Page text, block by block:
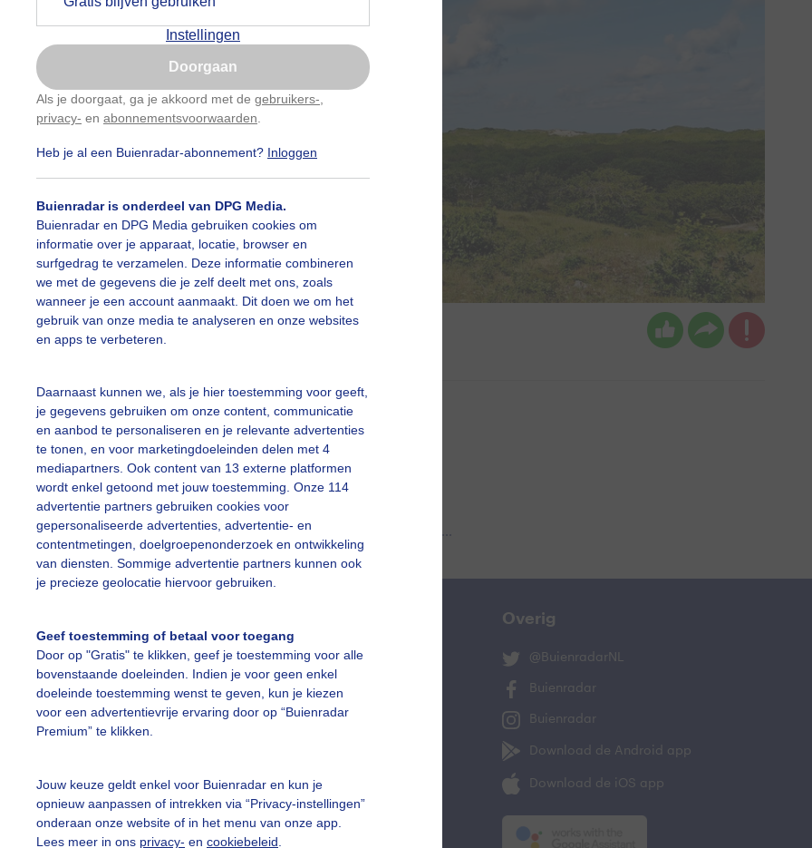
Instellingen
Doorgaan
Als je doorgaat, ga je akkoord met de gebruikers-
privacy- en abonnementsvoorwaarden
Heb je al een Buienradar-abonnement? Inloggen
Buienradar is onderdeel van DPG Media.
Buienradar en DPG Media gebruiken cookies om
informatie over je apparaat, locatie, browser en
surfgedrag te verzamelen. Deze informatie combineren
we met de gegevens die je zelf deelt met ons, zoals
wanneer je een account aanmaakt. Dit doen we om het
gebruik van onze media te analyseren en onze websites
en apps te verbeteren.
Daarnaast kunnen we, als je hier toestemming voor geeft,
je gegevens gebruiken om onze content, communicatie
en aanbod te personaliseren en je relevante advertenties
te tonen, en voor marketingdoeleinden delen met 4
mediapartners. Ook content van 13 externe platformen
wordt enkel getoond met jouw toestemming. Onze 114
advertentie partners gebruiken cookies voor
gepersonaliseerde advertenties, advertentie- en
contentmetingen, doelgroepenonderzoek en ontwikkeling
van diensten. Sommige advertentie partners kunnen ook
je precieze geolocatie hiervoor gebruiken.
Geef toestemming of betaal voor toegang
Door op "Gratis" te klikken, geef je toestemming voor alle
bovenstaande doeleinden. Indien je voor geen enkel
doeleinde toestemming wenst te geven, kun je kiezen
voor een advertentievrije ervaring door op “Buienradar
Premium” te klikken.
Jouw keuze geldt enkel voor Buienradar en kun je
opnieuw aanpassen of intrekken via “Privacy-instellingen”
onderaan onze website of in het menu van onze app.
Lees meer in ons privacy- en cookiebeleid
Ton Wesselius Gemaakt: 10-06-2026, 19x bekeken
slideshow
Een moment geduld aub...
vragen
Team
De Bilt
Overig
@BuienradarNL
Buienradar
Buienradar
Download de Android app
Download de iOS app
Is goed, toon de popup
Nu niet, misschien later
Gebruik je Safari en wil je niet elke dag deze pop-up
Klikhierom dit aan te passen